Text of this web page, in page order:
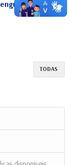
TODAS